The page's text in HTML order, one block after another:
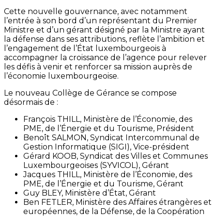
Cette nouvelle gouvernance, avec notamment
l’entrée à son bord d’un représentant du Premier
Ministre et d’un gérant désigné par la Ministre ayant
la défense dans ses attributions, reflète l’ambition et
l’engagement de l’État luxembourgeois à
accompagner la croissance de l’agence pour relever
les défis à venir et renforcer sa mission auprès de
l’économie luxembourgeoise.
Le nouveau Collège de Gérance se compose
désormais de :
François THILL, Ministère de l’Économie, des
PME, de l’Énergie et du Tourisme, Président
Benoît SALMON, Syndicat Intercommunal de
Gestion Informatique (SIGI), Vice-président
Gérard KOOB, Syndicat des Villes et Communes
Luxembourgeoises (SYVICOL), Gérant
Jacques THILL, Ministère de l’Économie, des
PME, de l’Énergie et du Tourisme, Gérant
Guy BLEY, Ministère d’État, Gérant
Ben FETLER, Ministère des Affaires étrangères et
européennes, de la Défense, de la Coopération